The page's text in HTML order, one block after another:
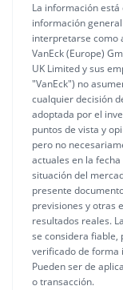
La información
información
interpretarse como
VanEck (Europe)
UK Limited y sus
"VanEck") no
cualquier decisión
adoptada por el
puntos de vista y
pero no
actuales en la
situación del
presente
previsiones y otras
resultados reales.
se considera fiable,
verificado de forma
Pueden ser de
o transacción.